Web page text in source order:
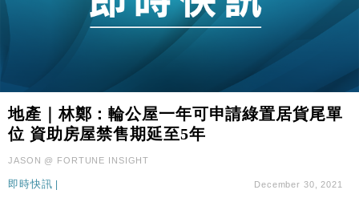
地產｜林鄭：輪公屋一年可申請綠置居貨尾單
位 資助房屋禁售期延至5年
JASON @ FORTUNE INSIGHT
即時快訊 | December 30, 2021